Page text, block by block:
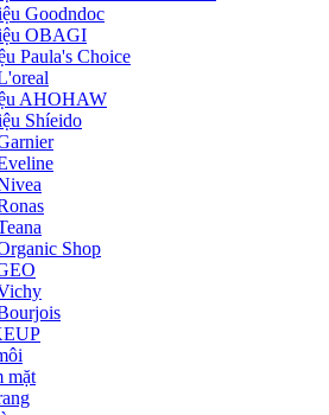
Goodndoc
OBAGI
Paula's Choice
AHOHAW
Shíeido
Shop
mặt